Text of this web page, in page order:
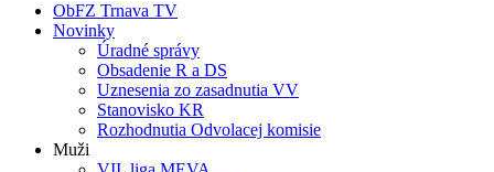
ObFZ Trnava TV
Novinky
Úradné správy
Obsadenie R a DS
Uznesenia zo zasadnutia VV
Stanovisko KR
Rozhodnutia Odvolacej komisie
Muži